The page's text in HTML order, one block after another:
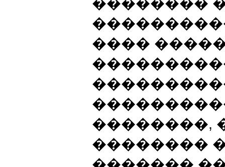
����
��������,
��������